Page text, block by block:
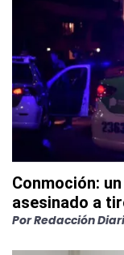
Conmoción:
asesinado a
PorRedacción